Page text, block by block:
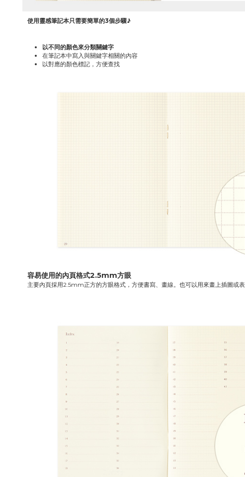
使用靈感筆記本只需要簡單的3個步驟♪
以不同的顏色來分類關鍵字
在筆記本中寫入與關鍵字相關的內容
以對應的顏色標記，方便查找
容易使用的內頁格式2.5mm方眼
主要內頁採用2.5mm正方的方眼格式，方便書寫、畫線。也可以用來畫上插圖或表